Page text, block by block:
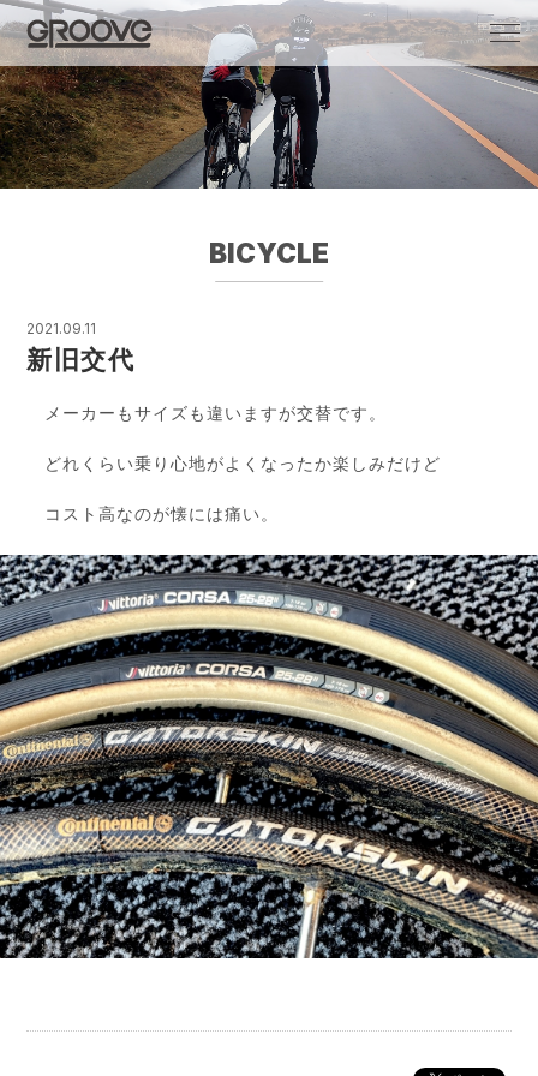
Groove 自転車 カフェ 輸入車・国産車のチ
ューニング/販売
BICYCLE
2021.09.11
新旧交代
メーカーもサイズも違いますが交替です。
どれくらい乗り心地がよくなったか楽しみだけど
コスト高なのが懐には痛い。